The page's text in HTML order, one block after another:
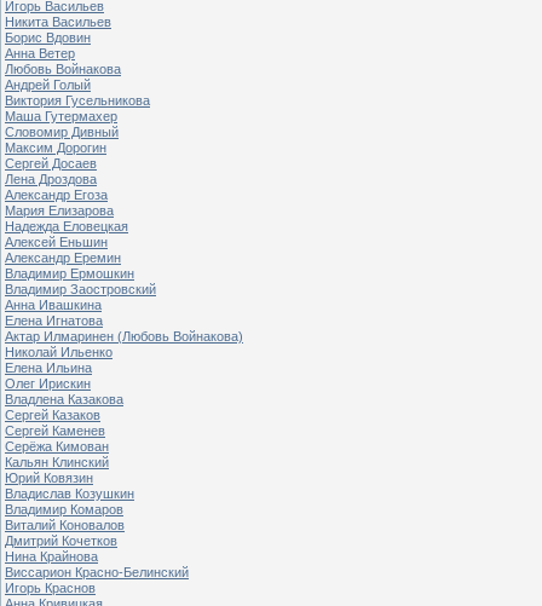
Игорь Васильев
Никита Васильев
Борис Вдовин
Анна Ветер
Любовь Войнакова
Андрей Голый
Виктория Гусельникова
Маша Гутермахер
Словомир Дивный
Максим Дорогин
Сергей Досаев
Лена Дроздова
Александр Егоза
Мария Елизарова
Надежда Еловецкая
Алексей Еньшин
Александр Еремин
Владимир Ермошкин
Владимир Заостровский
Анна Ивашкина
Елена Игнатова
Актар Илмаринен (Любовь Войнакова)
Николай Ильенко
Елена Ильина
Олег Ирискин
Владлена Казакова
Сергей Казаков
Сергей Каменев
Серёжа Кимован
Кальян Клинский
Юрий Ковязин
Владислав Козушкин
Владимир Комаров
Виталий Коновалов
Дмитрий Кочетков
Нина Крайнова
Виссарион Красно-Белинский
Игорь Краснов